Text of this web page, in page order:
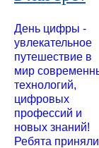
День цифры -
увлекательное
путешествие в
мир
технологий,
цифровых
профессий и
новых знаний!
Ребята приняли